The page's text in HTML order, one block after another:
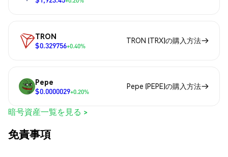
TRON
$0.329756+0.40%
TRON (TRX)の購入方法
Pepe
$0.0000029+0.20%
Pepe (PEPE)の購入方法
暗号資産一覧を見る >
免責事項